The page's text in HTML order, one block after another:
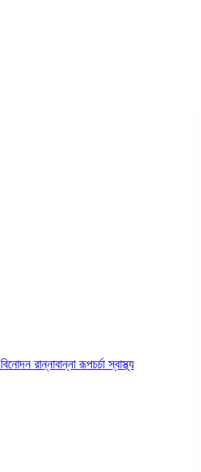
বিনোদন রান্নাবান্নারূপচর্চাস্বাস্থ্য